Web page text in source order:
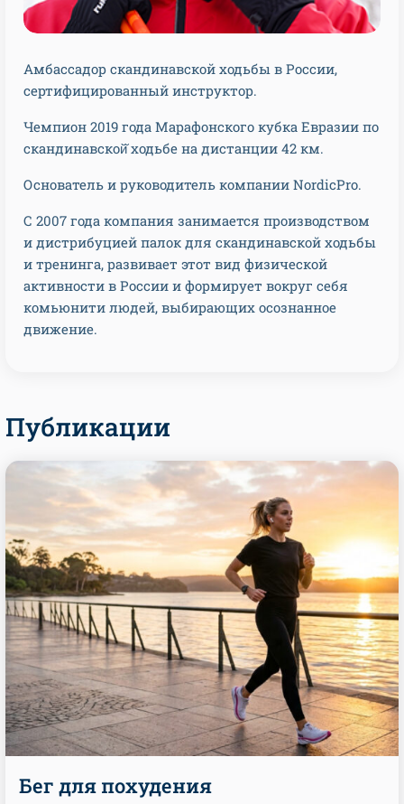
Амбассадор скандинавской ходьбы в России,
сертифицированный инструктор.
Чемпион 2019 года Марафонского кубка Евразии по
скандинавской̆ ходьбе на дистанции 42 км.
Основатель и руководитель компании NordicPro.
С 2007 года компания занимается производством
и дистрибуцией палок для скандинавской ходьбы
и тренинга, развивает этот вид физической
активности в России и формирует вокруг себя
комьюнити людей, выбирающих осознанное
движение.
Публикации
Бег для похудения